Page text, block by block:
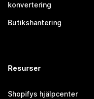
konvertering
Butikshantering
Resurser
Shopifys hjälpcenter